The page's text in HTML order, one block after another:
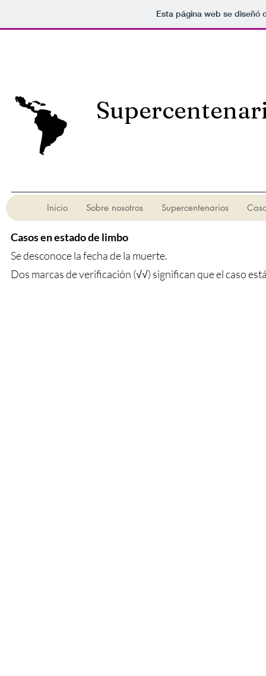
Esta página web se diseñó
Inicio Sobre nosotros Supercentenarios
Casos en estado de limbo
Se desconoce la fecha de la muerte.
Dos marcas de verificación (√√) significan que el caso